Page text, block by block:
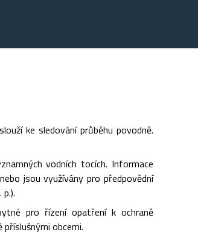
ke sledování průběhu povodně.
vodních tocích. Informace
jsou využívány pro předpovědní
pro řízení opatření k ochraně
obcemi.